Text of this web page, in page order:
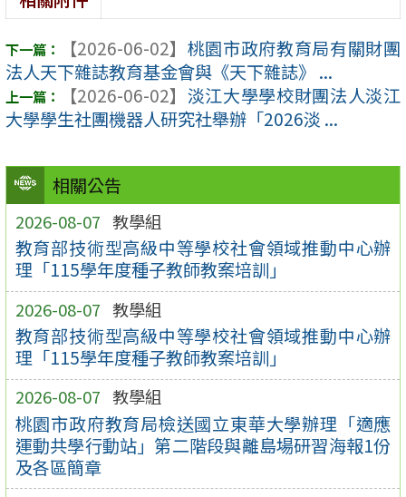
相關公告
2026-08-07 教學組
教育部技術型高級中等學校社會領域推動中心辦
理「115學年度種子教師教案培訓」
2026-08-07 教學組
教育部技術型高級中等學校社會領域推動中心辦
理「115學年度種子教師教案培訓」
2026-08-07 教學組
桃園市政府教育局檢送國立東華大學辦理「適應
運動共學行動站」第二階段與離島場研習海報1份
及各區簡章
【2026-06-02】 桃園市政府教育局有關財團
法人天下雜誌教育基金會與《天下雜誌》 ...
【2026-06-02】 淡江大學學校財團法人淡江
大學學生社團機器人研究社舉辦「2026淡 ...